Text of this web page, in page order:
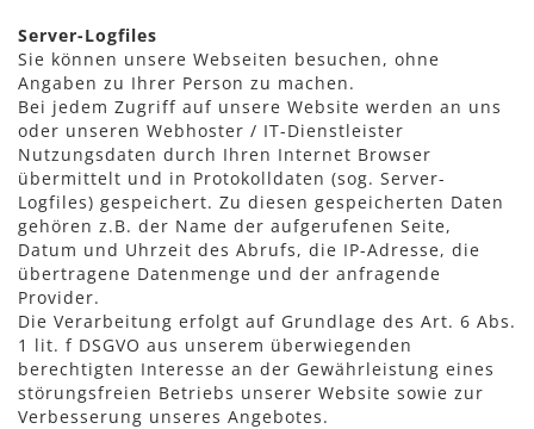
Server-Logfiles
Sie können unsere Webseiten besuchen, ohne
Angaben zu Ihrer Person zu machen.
Bei jedem Zugriff auf unsere Website werden an uns
oder unseren Webhoster / IT-Dienstleister
Nutzungsdaten durch Ihren Internet Browser
übermittelt und in Protokolldaten (sog. Server-
Logfiles) gespeichert. Zu diesen gespeicherten Daten
gehören z.B. der Name der aufgerufenen Seite,
Datum und Uhrzeit des Abrufs, die IP-Adresse, die
übertragene Datenmenge und der anfragende
Provider.
Die Verarbeitung erfolgt auf Grundlage des Art. 6 Abs.
1 lit. f DSGVO aus unserem überwiegenden
berechtigten Interesse an der Gewährleistung eines
störungsfreien Betriebs unserer Website sowie zur
Verbesserung unseres Angebotes.